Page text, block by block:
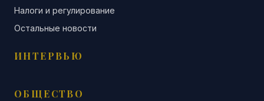
Налоги и регулирование
Остальные новости
ИНТЕРВЬЮ
ОБЩЕСТВО